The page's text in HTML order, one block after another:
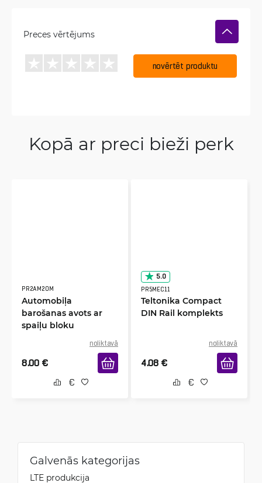
Preces vērtējums
novērtēt produktu
Kopā ar preci bieži perk
PR2AM20M
Automobiļa
barošanas avots ar
spaiļu bloku
noliktavā
8.00 €
5.0
PR5MEC11
Teltonika Compact
DIN Rail komplekts
noliktavā
4.08 €
Galvenās kategorijas
LTE produkcija